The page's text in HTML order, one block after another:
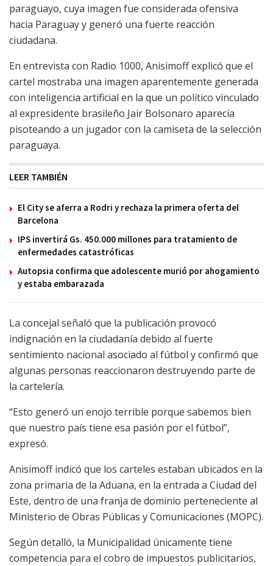
paraguayo, cuya imagen fue considerada ofensiva
hacia Paraguay y generó una fuerte reacción
ciudadana.
En entrevista con Radio 1000, Anisimoff explicó que el
cartel mostraba una imagen aparentemente generada
con inteligencia artificial en la que un político vinculado
al expresidente brasileño Jair Bolsonaro aparecía
pisoteando a un jugador con la camiseta de la selección
paraguaya.
LEER TAMBIÉN
El City se aferra a Rodri y rechaza la primera oferta del
Barcelona
IPS invertirá Gs. 450.000 millones para tratamiento de
enfermedades catastróficas
Autopsia confirma que adolescente murió por ahogamiento
y estaba embarazada
La concejal señaló que la publicación provocó
indignación en la ciudadanía debido al fuerte
sentimiento nacional asociado al fútbol y confirmó que
algunas personas reaccionaron destruyendo parte de
la cartelería.
“Esto generó un enojo terrible porque sabemos bien
que nuestro país tiene esa pasión por el fútbol”,
expresó.
Anisimoff indicó que los carteles estaban ubicados en la
zona primaria de la Aduana, en la entrada a Ciudad del
Este, dentro de una franja de dominio perteneciente al
Ministerio de Obras Públicas y Comunicaciones (MOPC).
Según detalló, la Municipalidad únicamente tiene
competencia para el cobro de impuestos publicitarios,